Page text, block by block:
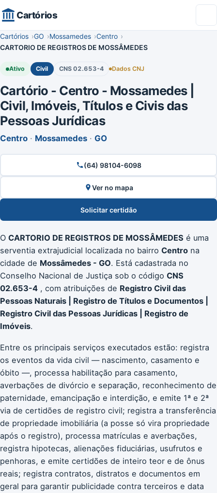
Cartórios
Cartórios GO Mossamedes
Centro
CARTORIO DE REGISTROS DE MOSSÂMEDES
Ativo Civil CNS 02.653-4 Dados CNJ
Cartório - Centro - Mossamedes |
Civil, Imóveis, Títulos e Civis das
Pessoas Jurídicas
Centro · Mossamedes · GO
(64) 98104-6098
Ver no mapa
Solicitar certidão
O CARTORIO DE REGISTROS DE MOSSÂMEDES é uma
serventia extrajudicial localizada no bairro Centro na
cidade de Mossâmedes - GO. Está cadastrada no
Conselho Nacional de Justiça sob o código CNS
02.653-4 , com atribuições de Registro Civil das
Pessoas Naturais | Registro de Títulos e Documentos |
Registro Civil das Pessoas Jurídicas | Registro de
Imóveis.
Entre os principais serviços executados estão: registra
os eventos da vida civil — nascimento, casamento e
óbito —, processa habilitação para casamento,
averbações de divórcio e separação, reconhecimento de
paternidade, emancipação e interdição, e emite 1ª e 2ª
via de certidões de registro civil; registra a transferência
de propriedade imobiliária (a posse só vira propriedade
após o registro), processa matrículas e averbações,
registra hipotecas, alienações fiduciárias, usufrutos e
penhoras, e emite certidões de inteiro teor e de ônus
reais; registra contratos, distratos e documentos em
geral para garantir publicidade contra terceiros e data